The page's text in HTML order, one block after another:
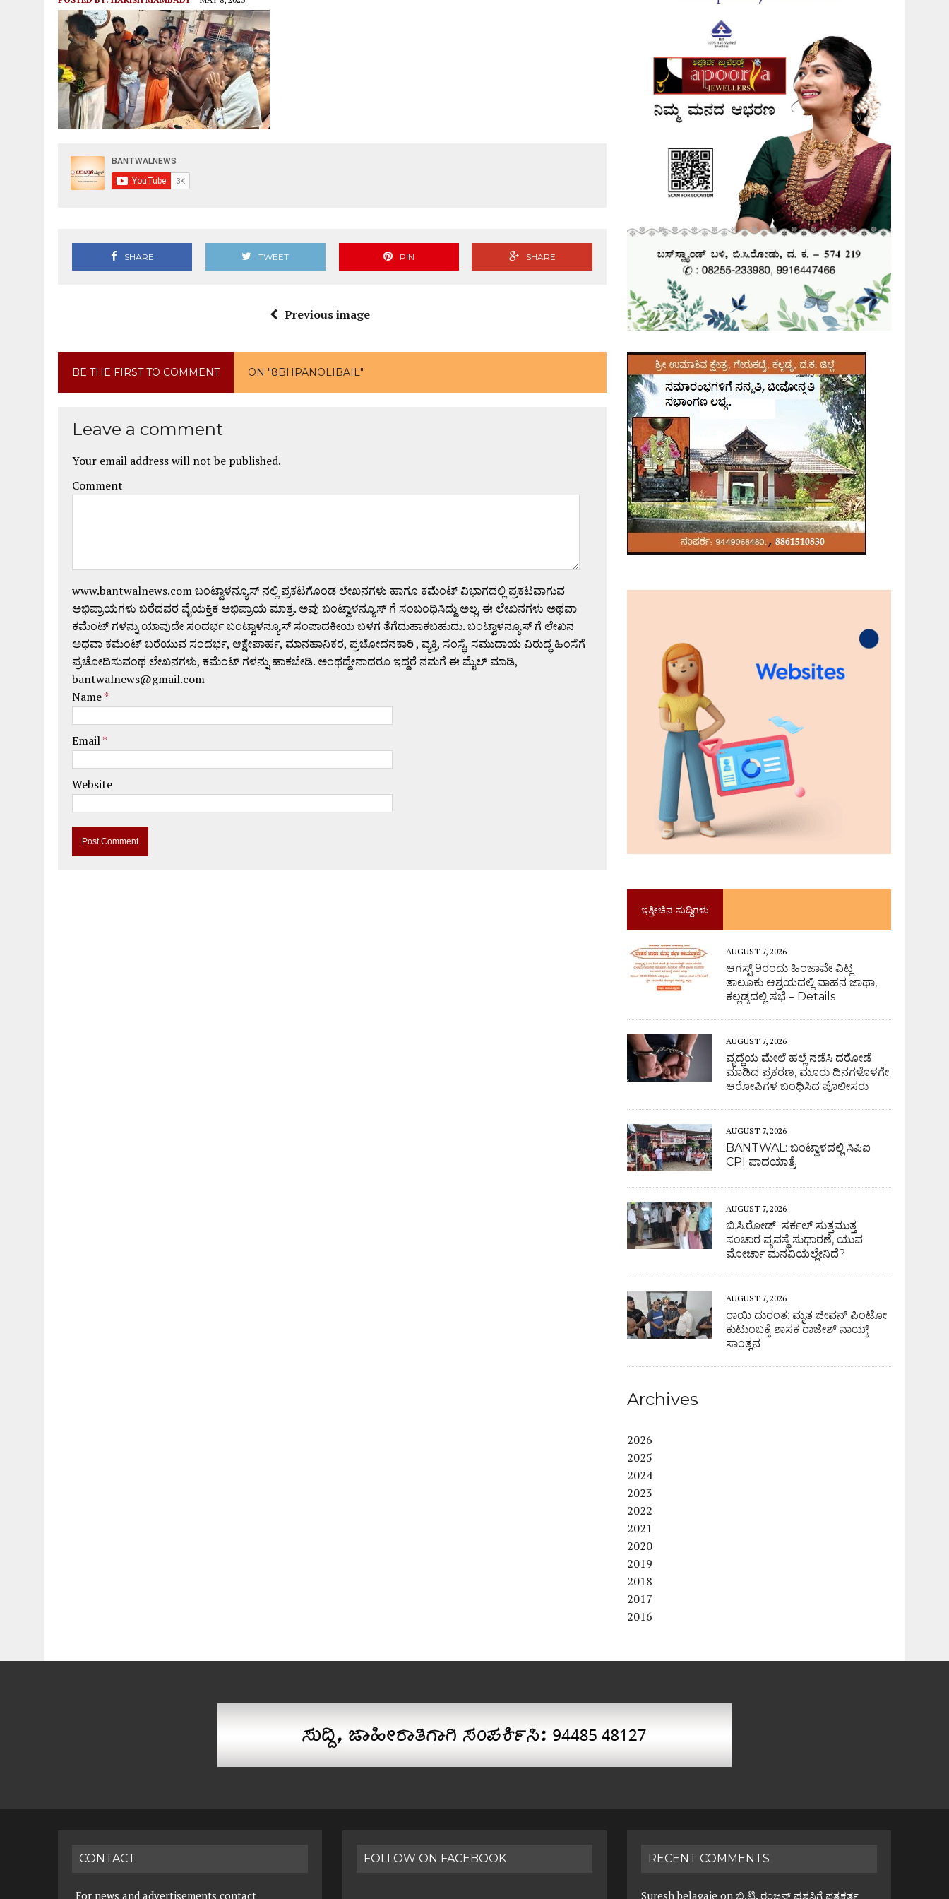
SHARE TWEET PIN SHARE
Previous image
BE THE FIRST TO COMMENT ON "8BHPANOLIBAIL"
Leave a comment
Your email address will not be published.
Comment
www.bantwalnews.com ಬಂಟ್ವಾಳನ್ಯೂಸ್ ನಲ್ಲಿ ಪ್ರಕಟಗೊಂಡ ಲೇಖನಗಳು ಹಾಗೂ ಕಮೆಂಟ್ ವಿಭಾಗದಲ್ಲಿ ಪ್ರಕಟವಾಗುವ
ಅಭಿಪ್ರಾಯಗಳು ಬರೆದವರ ವೈಯಕ್ತಿಕ ಅಭಿಪ್ರಾಯ ಮಾತ್ರ. ಅವು ಬಂಟ್ವಾಳನ್ಯೂಸ್ ಗೆ ಸಂಬಂಧಿಸಿದ್ದು ಅಲ್ಲ. ಈ ಲೇಖನಗಳು ಅಥವಾ
ಕಮೆಂಟ್ ಗಳನ್ನು ಯಾವುದೇ ಸಂದರ್ಭ ಬಂಟ್ವಾಳನ್ಯೂಸ್ ಸಂಪಾದಕೀಯ ಬಳಗ ತೆಗೆದುಹಾಕಬಹುದು. ಬಂಟ್ವಾಳನ್ಯೂಸ್ ಗೆ ಲೇಖನ
ಅಥವಾ ಕಮೆಂಟ್ ಬರೆಯುವ ಸಂದರ್ಭ, ಆಕ್ಷೇಪಾರ್ಹ, ಮಾನಹಾನಿಕರ, ಪ್ರಚೋದನಕಾರಿ , ವ್ಯಕ್ತಿ, ಸಂಸ್ಥೆ, ಸಮುದಾಯ ವಿರುದ್ಧ ಹಿಂಸೆಗೆ
ಪ್ರಚೋದಿಸುವಂಥ ಲೇಖನಗಳು, ಕಮೆಂಟ್ ಗಳನ್ನು ಹಾಕಬೇಡಿ. ಅಂಥದ್ದೇನಾದರೂ ಇದ್ದರೆ ನಮಗೆ ಈ ಮೈಲ್ ಮಾಡಿ,
bantwalnews@gmail.com
Name*
Email*
Website
ಇತ್ತೀಚಿನ ಸುದ್ದಿಗಳು
AUGUST 7, 2026
ಆಗಸ್ಟ್ 9ರಂದು ಹಿಂಜಾವೇ ವಿಟ್ಲ
ತಾಲೂಕು ಆಶ್ರಯದಲ್ಲಿ ವಾಹನ ಜಾಥಾ,
ಕಲ್ಲಡ್ಕದಲ್ಲಿ ಸಭೆ – Details
AUGUST 7, 2026
ವೃದ್ಧೆಯ ಮೇಲೆ ಹಲ್ಲೆ ನಡೆಸಿ ದರೋಡೆ
ಮಾಡಿದ ಪ್ರಕರಣ, ಮೂರು ದಿನಗಳೊಳಗೇ
ಆರೋಪಿಗಳ ಬಂಧಿಸಿದ ಪೊಲೀಸರು
AUGUST 7, 2026
BANTWAL: ಬಂಟ್ವಾಳದಲ್ಲಿ ಸಿಪಿಐ
CPI ಪಾದಯಾತ್ರೆ
AUGUST 7, 2026
ಬಿ.ಸಿ.ರೋಡ್ ಸರ್ಕಲ್ ಸುತ್ತಮುತ್ತ
ಸಂಚಾರ ವ್ಯವಸ್ಥೆ ಸುಧಾರಣೆ, ಯುವ
ಮೋರ್ಚಾ ಮನವಿಯಲ್ಲೇನಿದೆ?
AUGUST 7, 2026
ರಾಯಿ ದುರಂತ: ಮೃತ ಜೀವನ್ ಪಿಂಟೋ
ಕುಟುಂಬಕ್ಕೆ ಶಾಸಕ ರಾಜೇಶ್ ನಾಯ್ಕ್
ಸಾಂತ್ವನ
Archives
2026
2025
2024
2023
2022
2021
2020
2019
2018
2017
2016
CONTACT
For news and advertisements contact
FOLLOW ON FACEBOOK RECENT COMMENTS
Suresh belagaje onಬಿ.ಟಿ. ರಂಜನ್ ಪ್ರಶಸ್ತಿಗೆ ಪತ್ರಕರ್ತ